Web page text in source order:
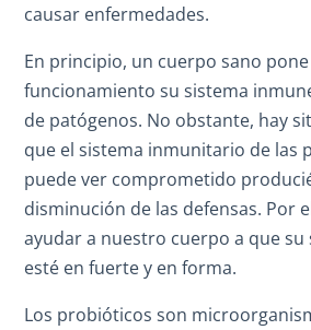
causar enfermedades.
En principio, un cuerpo sano
funcionamiento su sistema
de patógenos. No obstante, hay
que el sistema inmunitario de las
puede ver comprometido
disminución de las defensas. Por
ayudar a nuestro cuerpo a que
esté en fuerte y en forma.
Los probióticos son